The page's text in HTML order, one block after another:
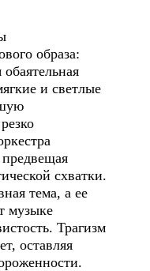
образа:
и светлые
схватки.
тема, а ее
музыке
Трагизм
оставляя